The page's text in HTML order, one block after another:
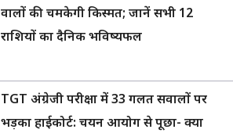
वालों की चमकेगी किस्मत; जानें सभी 12
राशियों का दैनिक भविष्यफल
TGT अंग्रेजी परीक्षा में 33 गलत सवालों पर
भड़का हाईकोर्ट: चयन आयोग से पूछा- क्या